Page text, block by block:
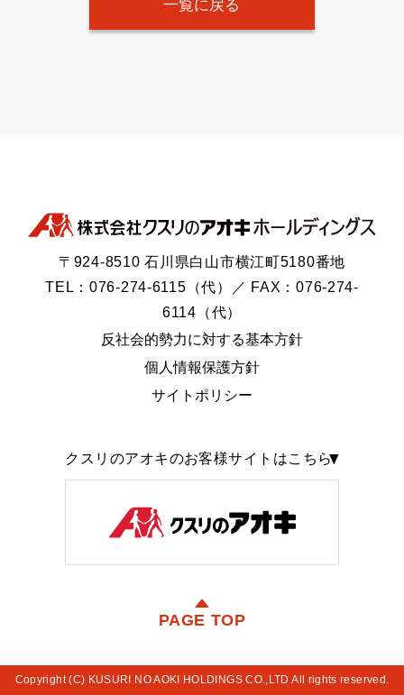
一覧に戻る
〒924-8510 石川県白山市横江町5180番地
TEL：076-274-6115（代）／ FAX：076-274-
6114（代）
反社会的勢力に対する基本方針
個人情報保護方針
サイトポリシー
クスリのアオキのお客様サイトはこちら
PAGE TOP
Copyright (C) KUSURI NO AOKI HOLDINGS CO.,LTD All rights reserved.